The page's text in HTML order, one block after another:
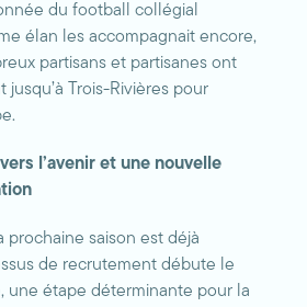
du football collégial
élan les accompagnait encore,
partisans et partisanes ont
Trois-Rivières pour
l’avenir et une nouvelle
prochaine saison est déjà
de recrutement débute le
une étape déterminante pour la